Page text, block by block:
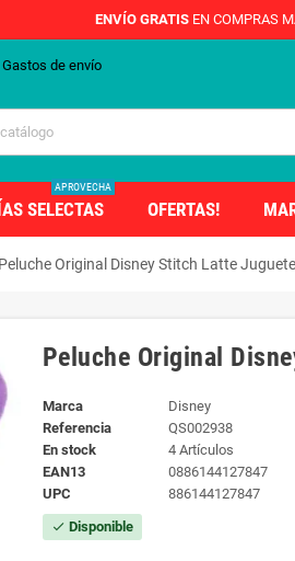
ENVÍO GRATIS EN COMPRAS
Gastos de envío
SELECTAS
APROVECHA
OFERTAS!
Peluche Original Disney Stitch Latte
Peluche Original
Marca
Disney
Referencia
QS002938
En stock
4 Artículos
EAN13
0886144127847
UPC
886144127847
check Disponible